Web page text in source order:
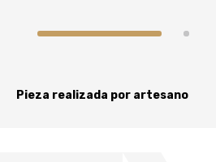
Pieza realizada por artesano